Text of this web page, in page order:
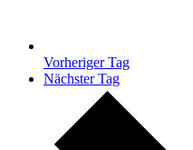
Vorheriger Tag
Nächster Tag